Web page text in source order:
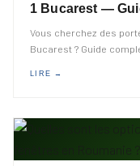
1 Bucarest —
Vous cherchez des
Bucarest ? Guide
LIRE →